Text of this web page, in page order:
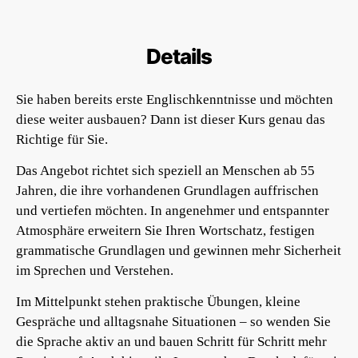
Details
Sie haben bereits erste Englischkenntnisse und möchten
diese weiter ausbauen? Dann ist dieser Kurs genau das
Richtige für Sie.
Das Angebot richtet sich speziell an Menschen ab 55
Jahren, die ihre vorhandenen Grundlagen auffrischen
und vertiefen möchten. In angenehmer und entspannter
Atmosphäre erweitern Sie Ihren Wortschatz, festigen
grammatische Grundlagen und gewinnen mehr Sicherheit
im Sprechen und Verstehen.
Im Mittelpunkt stehen praktische Übungen, kleine
Gespräche und alltagsnahe Situationen – so wenden Sie
die Sprache aktiv an und bauen Schritt für Schritt mehr